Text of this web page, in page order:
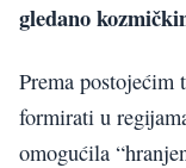
gledano
Prema postojećim
formirati u
omogućila